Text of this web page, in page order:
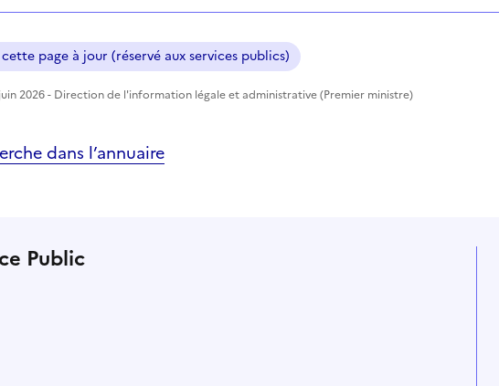
page à jour (réservé aux services publics)
2026 - Direction de l'information légale et administrative (Premier ministre)
dans l’annuaire
Public